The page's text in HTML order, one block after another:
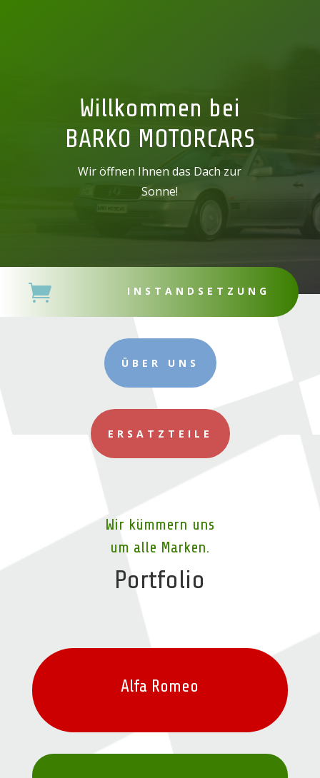
Willkommen bei
BARKO MOTORCARS
Wir öffnen Ihnen das Dach zur
Sonne!
 INSTANDSETZUNG
ÜBER UNS
ERSATZTEILE
Wir kümmern uns
um alle Marken.
Portfolio
Alfa Romeo